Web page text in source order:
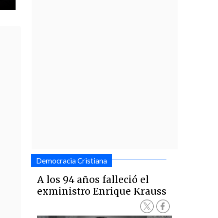
Democracia Cristiana
A los 94 años falleció el
exministro Enrique Krauss